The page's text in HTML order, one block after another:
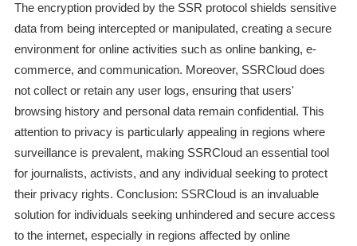
The encryption provided by the SSR protocol shields sensitive
data from being intercepted or manipulated, creating a secure
environment for online activities such as online banking, e-
commerce, and communication. Moreover, SSRCloud does
not collect or retain any user logs, ensuring that users'
browsing history and personal data remain confidential. This
attention to privacy is particularly appealing in regions where
surveillance is prevalent, making SSRCloud an essential tool
for journalists, activists, and any individual seeking to protect
their privacy rights. Conclusion: SSRCloud is an invaluable
solution for individuals seeking unhindered and secure access
to the internet, especially in regions affected by online